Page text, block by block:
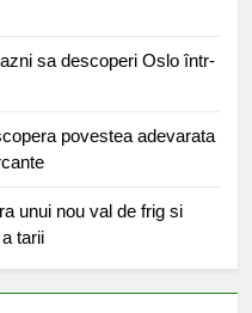
sa descoperi Oslo într-
povestea adevarata
unui nou val de frig si
tarii